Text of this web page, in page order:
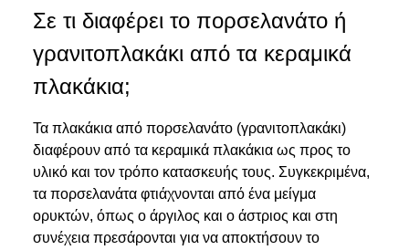
Σε τι διαφέρει το πορσελανάτο ή
γρανιτοπλακάκι από τα κεραμικά
πλακάκια;
Τα πλακάκια από πορσελανάτο (γρανιτοπλακάκι)
διαφέρουν από τα κεραμικά πλακάκια ως προς το
υλικό και τον τρόπο κατασκευής τους. Συγκεκριμένα,
τα πορσελανάτα φτιάχνονται από ένα μείγμα
ορυκτών, όπως ο άργιλος και ο άστριος και στη
συνέχεια πρεσάρονται για να αποκτήσουν το